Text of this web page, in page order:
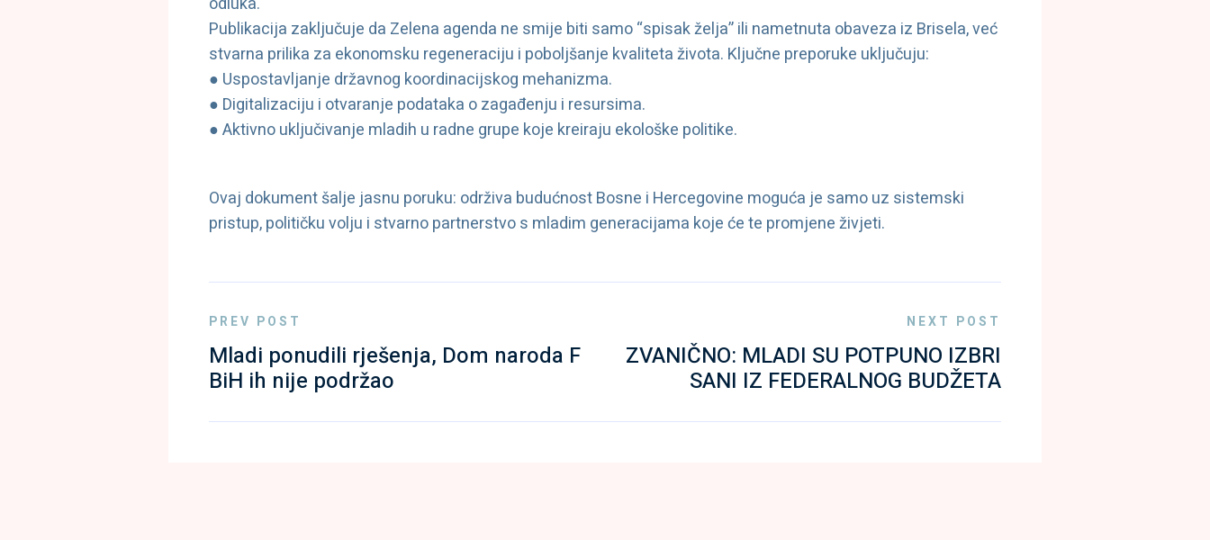
Publikacija zaključuje da Zelena agenda ne smije biti samo “spisak želja” ili nametnuta obaveza iz Brisela, već
stvarna prilika za ekonomsku regeneraciju i poboljšanje kvaliteta života. Ključne preporuke uključuju:
● Uspostavljanje državnog koordinacijskog mehanizma.
● Digitalizaciju i otvaranje podataka o zagađenju i resursima.
● Aktivno uključivanje mladih u radne grupe koje kreiraju ekološke politike.
Ovaj dokument šalje jasnu poruku: održiva budućnost Bosne i Hercegovine moguća je samo uz sistemski
pristup, političku volju i stvarno partnerstvo s mladim generacijama koje će te promjene živjeti.
PREV POST
Mladi ponudili rješenja, Dom naroda F
BiH ih nije podržao
NEXT POST
ZVANIČNO: MLADI SU POTPUNO IZBRI
SANI IZ FEDERALNOG BUDŽETA